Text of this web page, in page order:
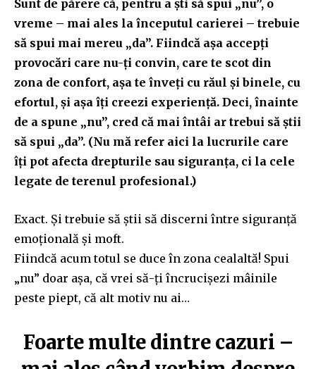
Sunt de părere că, pentru a ști să spui „nu”, o
vreme – mai ales la începutul carierei – trebuie
să spui mai mereu „da”. Fiindcă așa accepți
provocări care nu-ți convin, care te scot din
zona de confort, așa te înveți cu răul și binele, cu
efortul, și așa îți creezi experiență. Deci, înainte
de a spune „nu”, cred că mai întâi ar trebui să știi
să spui „da”. (Nu mă refer aici la lucrurile care
îți pot afecta drepturile sau siguranța, ci la cele
legate de terenul profesional.)
Exact. Și trebuie să știi să discerni între siguranță
emoțională și moft.
Fiindcă acum totul se duce în zona cealaltă! Spui
„nu” doar așa, că vrei să-ți încrucișezi mâinile
peste piept, că alt motiv nu ai…
Foarte multe dintre cazuri –